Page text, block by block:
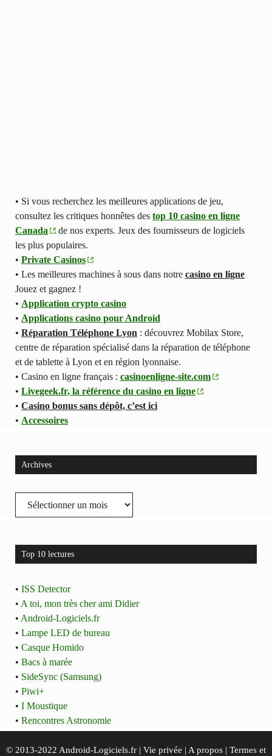
• Si vous recherchez les meilleures applications de jeu,
consultez les critiques honnêtes des top 10 casino en ligne
Canada
de nos experts. Jeux des fournisseurs de logiciels
les plus populaires.
• Private Casinos
• Les meilleures machines à sous dans notre casino en ligne
Jouez et gagnez !
• Application crypto casino
• Applications casino pour Android
• Réparation Téléphone Lyon : découvrez Mobilax Store,
centre de réparation spécialisé dans la réparation de téléphone
et de tablette à Lyon et en région lyonnaise.
• Casino en ligne français : casinoenligne-site.com
• Livegeek.fr, la référence du casino en ligne
• Casino bonus sans dépôt, c’est ici
• Accessoires
Archives
Archives
Top 10 lectures
• ISS Detector
• A toi, mon très cher ami Didier
• Android-Logiciels.fr
• Lampe LED de bureau
• Casque Homido
• Bacs à marée
• SideSync (Samsung)
• Piwi+
• I Moustique
• Rencontres Astronomie
© 2013-2022 Android-Logiciels.fr | Vie privée | A propos | Termes et